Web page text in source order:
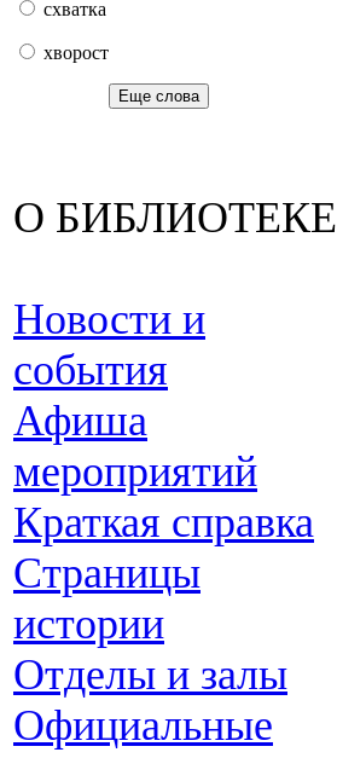
схватка
хворост
Еще слова
О БИБЛИОТЕКЕ
Новости и
события
Афиша
мероприятий
Краткая справка
Страницы
истории
Отделы и залы
Официальные